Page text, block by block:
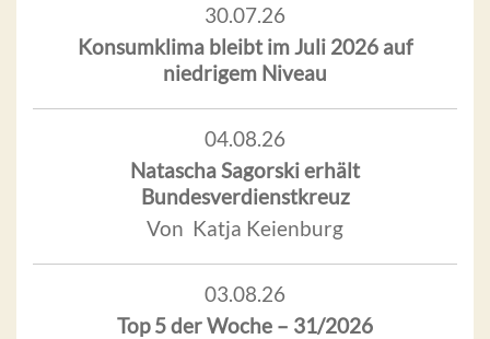
30.07.26
Konsumklima bleibt im Juli 2026 auf
niedrigem Niveau
04.08.26
Natascha Sagorski erhält
Bundesverdienstkreuz
Von Katja Keienburg
03.08.26
Top 5 der Woche – 31/2026